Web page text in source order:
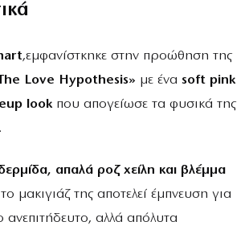
,εμφανίστκηκε στην προώθηση της
Love Hypothesis» με ένα soft pink
lookπου απογείωσε τα φυσικά της
απαλά ροζ χείλη και βλέμμα
μακιγιάζ της αποτελεί έμπνευση για
αλλά απόλυτα